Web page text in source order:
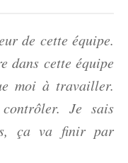
de cette équipe.
dans cette équipe
moi à travailler.
Je sais
ça va finir par